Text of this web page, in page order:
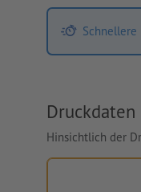
Schnellere
Druckdaten
Hinsichtlich der